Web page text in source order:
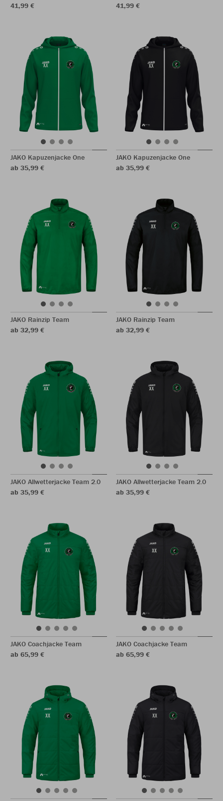
41,99 € 41,99 €
JAKO Kapuzenjacke One
ab 35,99 €
JAKO Kapuzenjacke One
ab 35,99 €
JAKO Rainzip Team
ab 32,99 €
JAKO Rainzip Team
ab 32,99 €
JAKO Allwetterjacke Team 2.0
ab 35,99 €
JAKO Allwetterjacke Team 2.0
ab 35,99 €
JAKO Coachjacke Team
ab 65,99 €
JAKO Coachjacke Team
ab 65,99 €